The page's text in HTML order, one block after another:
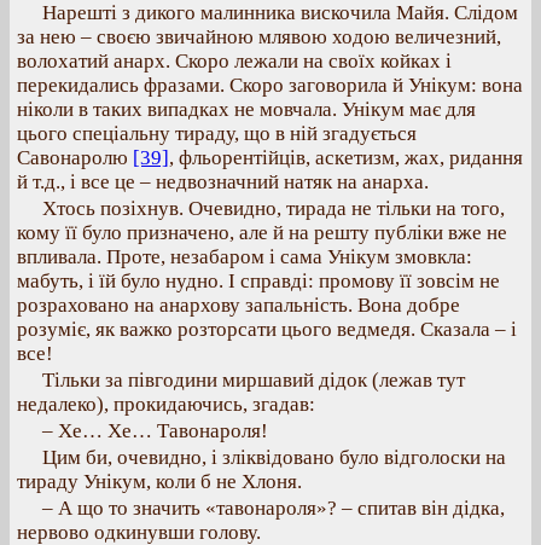
Нарешті з дикого малинника вискочила Майя. Слідом
за нею – своєю звичайною млявою ходою величезний,
волохатий анарх. Скоро лежали на своїх койках і
перекидались фразами. Скоро заговорила й Унікум: вона
ніколи в таких випадках не мовчала. Унікум має для
цього спеціальну тираду, що в ній згадується
Савонаролю [39], фльорентійців, аскетизм, жах, ридання
й т.д., і все це – недвозначний натяк на анарха.
Хтось позіхнув. Очевидно, тирада не тільки на того,
кому її було призначено, але й на решту публіки вже не
впливала. Проте, незабаром і сама Унікум змовкла:
мабуть, і їй було нудно. І справді: промову її зовсім не
розраховано на анархову запальність. Вона добре
розуміє, як важко розторсати цього ведмедя. Сказала – і
все!
Тільки за півгодини миршавий дідок (лежав тут
недалеко), прокидаючись, згадав:
– Хе… Хе… Тавонароля!
Цим би, очевидно, і зліквідовано було відголоски на
тираду Унікум, коли б не Хлоня.
– А що то значить «тавонароля»? – спитав він дідка,
нервово одкинувши голову.